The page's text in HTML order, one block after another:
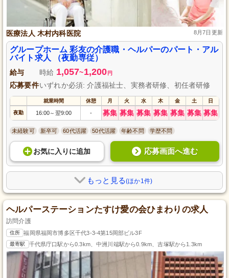
医療法人 木村内科医院 8月7日更新
グループホーム 彩友の介護職・ヘルパーのパート・アル
バイト求人 （夜勤専従）
給与 時給 1,057~1,200 円
応募要件いずれか必須: 介護福祉士、実務者研修、初任者研修
就業時間 休憩 月 火 水 木 金 土 日
夜勤 16:00～ 翌9:00 - 募集 募集 募集 募集 募集 募集 募集
未経験可 新卒可 60代活躍 50代活躍 年齢不問 学歴不問
お気に入り に追加 応募画面へ進む
もっと見る(ほか1件)
ヘルパーステーションたすけ愛の会ひまわりの求人
訪問介護
住所 福岡県福岡市博多区千代3-3-4第15岡部ビル3F
最寄駅 千代県庁口駅から0.3km、中洲川端駅から0.9km、吉塚駅から1.3km